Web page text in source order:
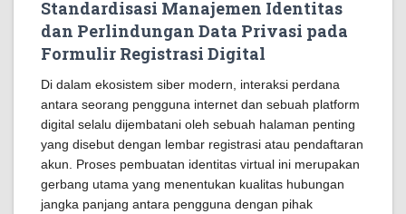
Standardisasi Manajemen Identitas
dan Perlindungan Data Privasi pada
Formulir Registrasi Digital
Di dalam ekosistem siber modern, interaksi perdana
antara seorang pengguna internet dan sebuah platform
digital selalu dijembatani oleh sebuah halaman penting
yang disebut dengan lembar registrasi atau pendaftaran
akun. Proses pembuatan identitas virtual ini merupakan
gerbang utama yang menentukan kualitas hubungan
jangka panjang antara pengguna dengan pihak